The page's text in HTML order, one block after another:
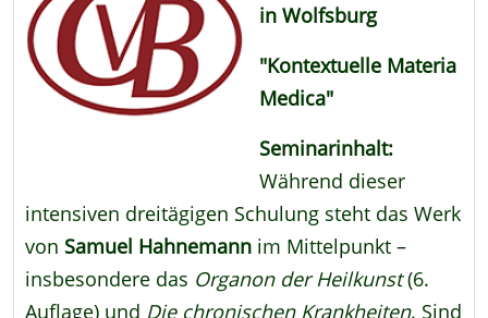
in Wolfsburg
"Kontextuelle Materia
Medica"
Seminarinhalt:
Während dieser
intensiven dreitägigen Schulung steht das Werk
von Samuel Hahnemann im Mittelpunkt –
insbesondere das Organon der Heilkunst(6.
Auflage) und Die chronischen Krankheiten. Sind